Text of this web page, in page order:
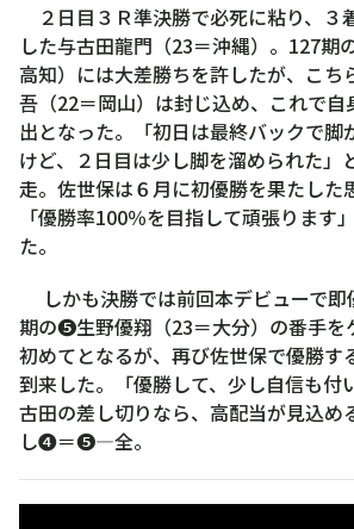
２日目３Ｒ準決勝で必死に粘り、３
した与古田龍門（23＝沖縄）。127期
高知）には大差勝ちを許したが、こち
吾（22＝岡山）は封じ込め、これで自
出となった。「初日は最終バックで脚
けど、２日目は少し脚を溜められた」
走。佐世保は６月に初優勝を果たした
「優勝率100％を目指して頑張ります
た。
しかも決勝では前回本デビューで即
期の❺生野優翔（23＝大分）の番手を
初めてとなるが、再び佐世保で優勝す
到来した。「優勝して、少し自信も付
古田の差し切りなら、高配当が見込め
し❹＝❺―全。